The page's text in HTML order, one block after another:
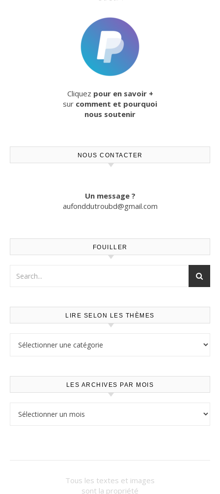
Cliquez pour en savoir +
sur comment et pourquoi
nous soutenir
NOUS CONTACTER
Un message ?
aufonddutroubd@gmail.com
FOUILLER
LIRE SELON LES THÈMES
LES ARCHIVES PAR MOIS
Tous les textes et images
sont la propriété